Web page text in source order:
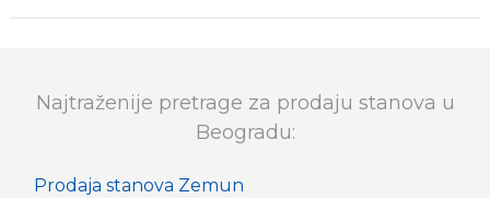
Najtraženije pretrage za prodaju stanova u
Beogradu:
Prodaja stanova Zemun